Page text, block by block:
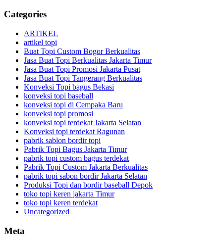
Categories
ARTIKEL
artikel topi
Buat Topi Custom Bogor Berkualitas
Jasa Buat Topi Berkualitas Jakarta Timur
Jasa Buat Topi Promosi Jakarta Pusat
Jasa Buat Topi Tangerang Berkualitas
Konveksi Topi bagus Bekasi
konveksi topi baseball
konveksi topi di Cempaka Baru
konveksi topi promosi
konveksi topi terdekat Jakarta Selatan
Konveksi topi terdekat Ragunan
pabrik sablon bordir topi
Pabrik Topi Bagus Jakarta Timur
pabrik topi custom bagus terdekat
Pabrik Topi Custom Jakarta Berkualitas
pabrik topi sabon bordir Jakarta Selatan
Produksi Topi dan bordir baseball Depok
toko topi keren jakarta Timur
toko topi keren terdekat
Uncategorized
Meta